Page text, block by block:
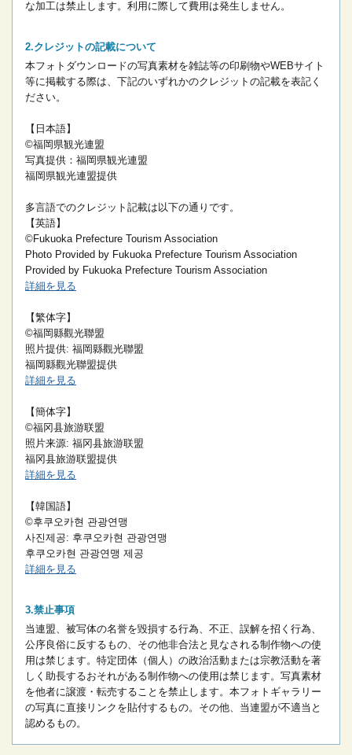
な加工は禁止します。 利用に際して費用は発生しません。
クレジットの記載について
本フォトダウンロードの写真素材を雑誌等の印刷物やWEBサイト
等に掲載する際は、下記のいずれかのクレジットの記載を表記く
ださい。
【日本語】
©福岡県観光連盟
写真提供：福岡県観光連盟
福岡県観光連盟提供
多言語でのクレジット記載は以下の通りです。
【英語】
©Fukuoka Prefecture Tourism Association
Photo Provided by Fukuoka Prefecture Tourism Association
Provided by Fukuoka Prefecture Tourism Association
詳細を見る
【繁体字】
©福岡縣觀光聯盟
照片提供: 福岡縣觀光聯盟
福岡縣觀光聯盟提供
詳細を見る
【簡体字】
©福冈县旅游联盟
照片来源: 福冈县旅游联盟
福冈县旅游联盟提供
詳細を見る
【韓国語】
©후쿠오카현 관광연맹
사진제공: 후쿠오카현 관광연맹
후쿠오카현 관광연맹 제공
詳細を見る
禁止事項
当連盟、被写体の名誉を毀損する行為、不正、誤解を招く行為、
公序良俗に反するもの、その他非合法と見なされる制作物への使
用は禁じます。 特定団体（個人）の政治活動または宗教活動を著
しく助長するおそれがある制作物への使用は禁じます。 写真素材
を他者に譲渡・転売することを禁止します。 本フォトギャラリー
の写真に直接リンクを貼付するもの。 その他、当連盟が不適当と
認めるもの。